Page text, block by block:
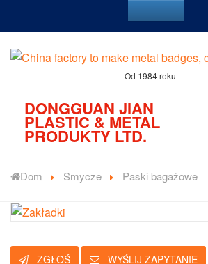
Od 1984 roku
DONGGUAN JIAN
PLASTIC & METAL
PRODUKTY LTD.
Dom Smycze Paski bagażowe
ZGŁOŚ WYŚLIJ ZAPYTANIE